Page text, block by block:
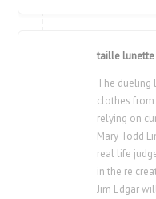
taille lunette
The dueling
clothes
relying on
Mary Todd
real life
in the re
Jim Edgar